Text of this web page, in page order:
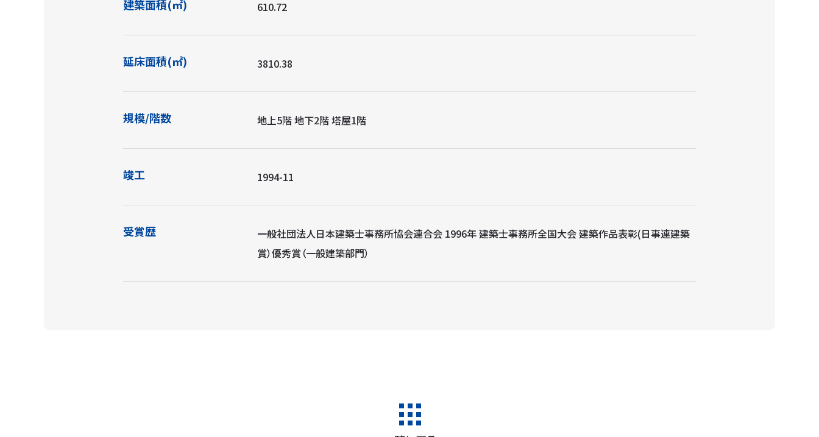
建築面積(㎡) 610.72
延床面積(㎡) 3810.38
規模/階数 地上5階 地下2階 塔屋1階
竣工 1994-11
受賞歴
一般社団法人日本建築士事務所協会連合会 1996年 建築士事務所全国大会 建築作品表彰(日事連建築
賞）優秀賞（一般建築部門）